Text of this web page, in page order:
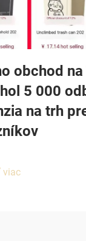
obchod na
5 000
na trh
viac